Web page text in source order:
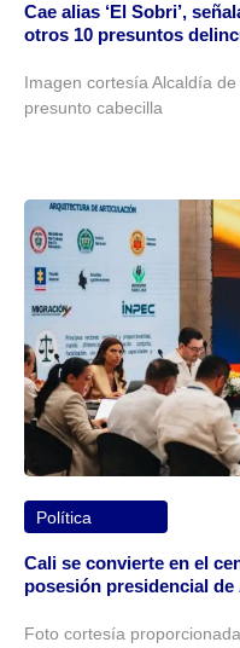
Cae alias ‘El Sobri’,
otros 10 presuntos
Imagen cortesía Alcaldía
presunto cabecilla
Política
Cali se convierte en el
posesión presidencial
Foto cortesía